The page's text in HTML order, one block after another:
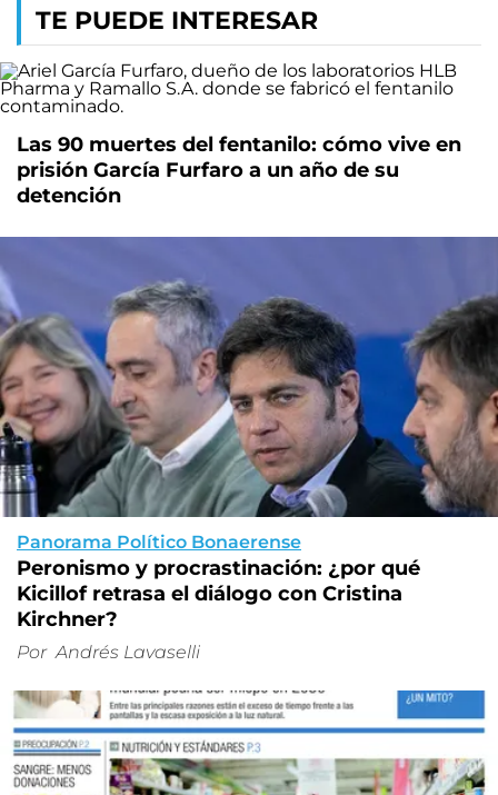
TE PUEDE INTERESAR
Las 90 muertes del fentanilo: cómo vive en
prisión García Furfaro a un año de su
detención
Panorama Político Bonaerense
Peronismo y procrastinación: ¿por qué
Kicillof retrasa el diálogo con Cristina
Kirchner?
Por Andrés Lavaselli